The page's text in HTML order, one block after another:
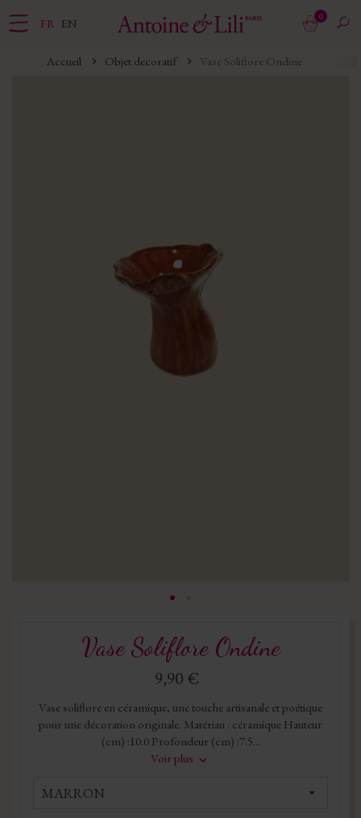
FR EN 0
Accueil Objet decoratif Vase Soliflore Ondine
Vase Soliflore Ondine
9,90 €
Vase soliflore en céramique, une touche artisanale et poétique
pour une décoration originale. Matériau : céramique Hauteur
(cm) :10.0 Profondeur (cm) :7.5...
Voir plus
MARRON